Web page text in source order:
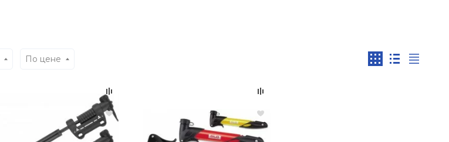
По цене